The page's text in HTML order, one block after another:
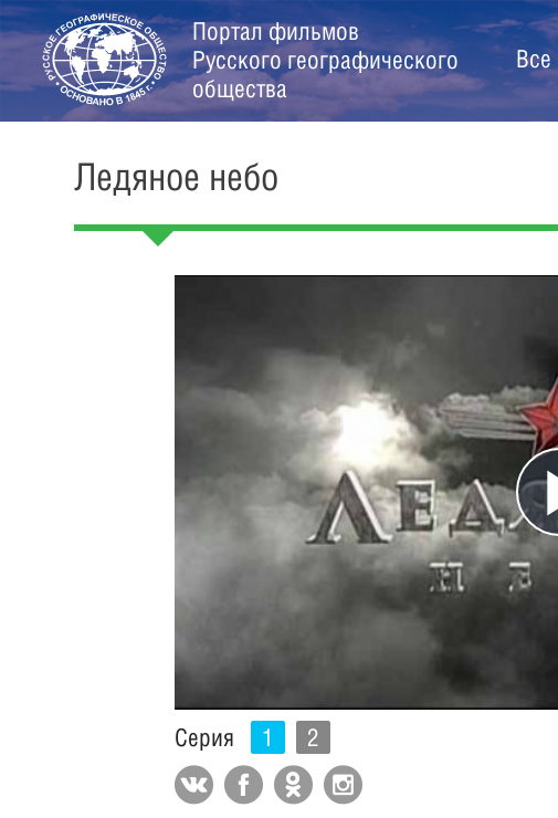
Портал фильмов
Русского географического
общества
Ледяное небо
Серия 1 2